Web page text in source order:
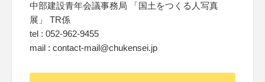
中部建設青年会議事務局 「国土をつくる人写真
展」 TR係
tel : 052-962-9455
mail : contact-mail@chukensei.jp